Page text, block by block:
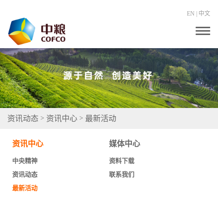
EN 中文
T
g
g
e
n
a
v
i
资讯动态 > 资讯中心 > 最新活动
资讯中心
中央精神
资讯动态
最新活动
媒体中心
资料下载
联系我们